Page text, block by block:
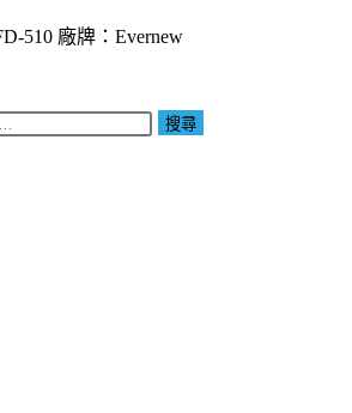
510 廠牌：Evernew
搜尋